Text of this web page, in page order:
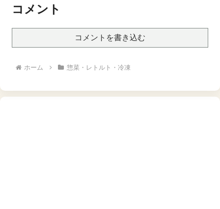
コメント
コメントを書き込む
ホーム 惣菜・レトルト・冷凍